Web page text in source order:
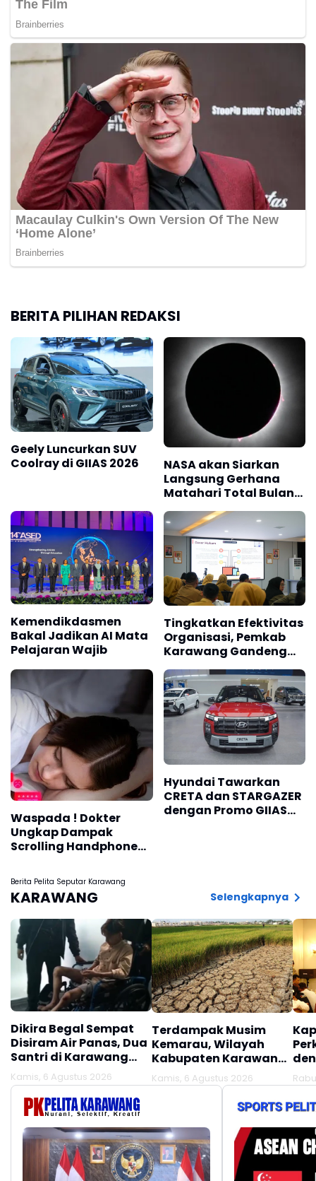
BERITA PILIHAN REDAKSI
Geely Luncurkan SUV
Coolray di GIIAS 2026
NASA akan Siarkan
Langsung Gerhana
Matahari Total Bulan
Agustus
Kemendikdasmen
Bakal Jadikan AI Mata
Pelajaran Wajib
Tingkatkan Efektivitas
Organisasi, Pemkab
Karawang Gandeng
BPS RI Evaluasi Beban
Kerja Pranata
Komputer
Waspada ! Dokter
Ungkap Dampak
Scrolling Handphone
Terhadap Kesehatan
Otak
Hyundai Tawarkan
CRETA dan STARGAZER
dengan Promo GIIAS
Berita Pelita Seputar Karawang
KARAWANG Selengkapnya
Dikira Begal Sempat
Disiram Air Panas, Dua
Santri di Karawang
Terluka Akibat Aksi
Oknum Linmas
Kamis, 6 Agustus 2026
Terdampak Musim
Kemarau, Wilayah
Kabupaten Karawang
Kekeringan Makin
Meluas
Kamis, 6 Agustus 2026